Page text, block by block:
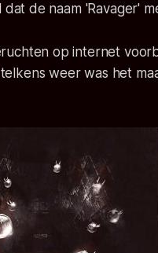
de naam 'Ravager'
op internet
weer was het